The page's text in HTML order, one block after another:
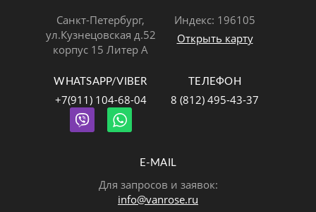
Санкт-Петербург,
ул.Кузнецовская д.52
корпус 15 Литер А
Индекс: 196105
Открыть карту
WHATSAPP/VIBER
+7(911) 104-68-04
ТЕЛЕФОН
8 (812) 495-43-37
E-MAIL
Для запросов и заявок:
info@vanrose.ru